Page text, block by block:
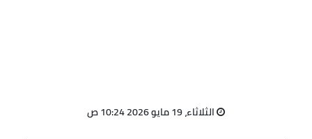
الثلاثاء، 19 مايو 2026 10:24 ص